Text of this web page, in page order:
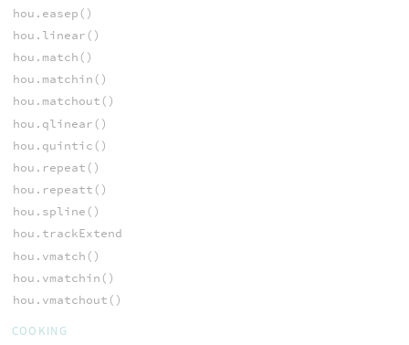
hou.easep()
hou.linear()
hou.match()
hou.matchin()
hou.matchout()
hou.qlinear()
hou.quintic()
hou.repeat()
hou.repeatt()
hou.spline()
hou.trackExtend
hou.vmatch()
hou.vmatchin()
hou.vmatchout()
COOKING